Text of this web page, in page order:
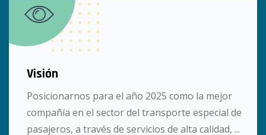
Visión
Posicionarnos para el año 2025 como la mejor
compañía en el sector del transporte especial de
pasajeros, a través de servicios de alta calidad, ...